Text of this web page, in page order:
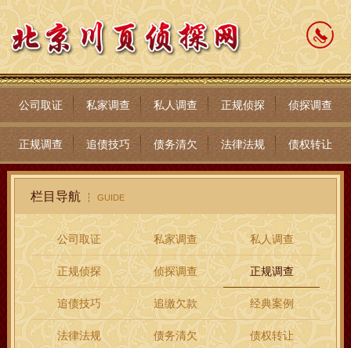
公司取证 私家调查 私人调查 正规侦探 侦探调查
正规调查 追债技巧 债务清欠 法律法规 债权转让
栏目导航 GUIDE
公司取证 私家调查 私人调查
正规侦探 侦探调查 正规调查
追债技巧 追缴欠款 经典案例
法律法规 债务清欠 债权转让